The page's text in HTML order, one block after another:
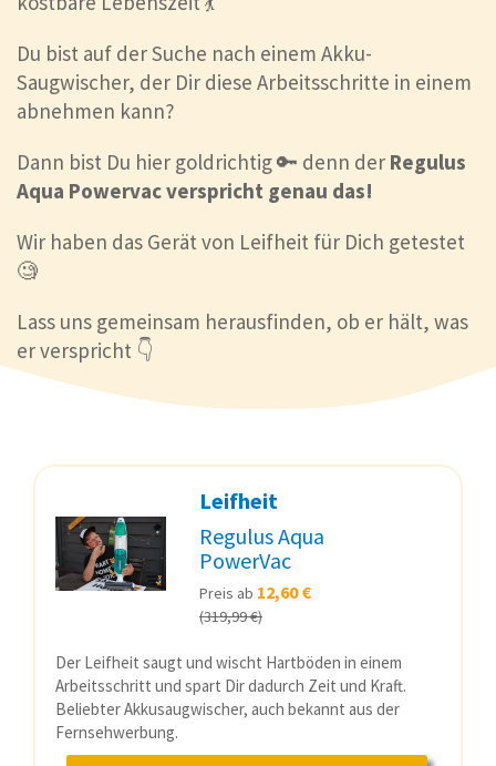
Du bist auf der Suche nach einem Akku-
Saugwischer, der Dir diese Arbeitsschritte in einem
abnehmen kann?
Dann bist Du hier goldrichtig 🔑 denn der Regulus
Aqua Powervac verspricht genau das!
Wir haben das Gerät von Leifheit für Dich getestet
🧐
Lass uns gemeinsam herausfinden, ob er hält, was
er verspricht 👇
Leifheit
Regulus Aqua
PowerVac
Preis ab 12,60 €
(319,99 €)
Der Leifheit saugt und wischt Hartböden in einem
Arbeitsschritt und spart Dir dadurch Zeit und Kraft.
Beliebter Akkusaugwischer, auch bekannt aus der
Fernsehwerbung.